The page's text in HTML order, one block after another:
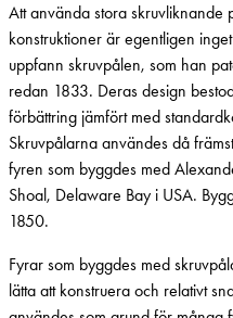
Att använda stora skruvliknande
konstruktioner är egentligen
uppfann skruvpålen, som han
redan 1833. Deras design
förbättring jämfört med
Skruvpålarna användes då
fyren som byggdes med
Shoal, Delaware Bay i USA.
1850.
Fyrar som byggdes med
lätta att konstruera och relativt